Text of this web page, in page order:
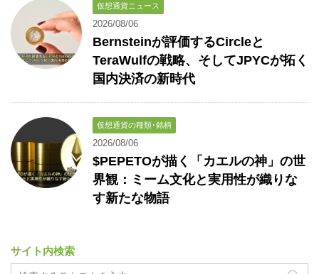
仮想通貨ニュース
2026/08/06
Bernsteinが評価するCircleと
TeraWulfの戦略、そしてJPYCが拓く
国内決済の新時代
仮想通貨の種類･銘柄
2026/08/06
$PEPETOが描く「カエルの神」の世
界観：ミーム文化と実用性が織りな
す新たな物語
サイト内検索